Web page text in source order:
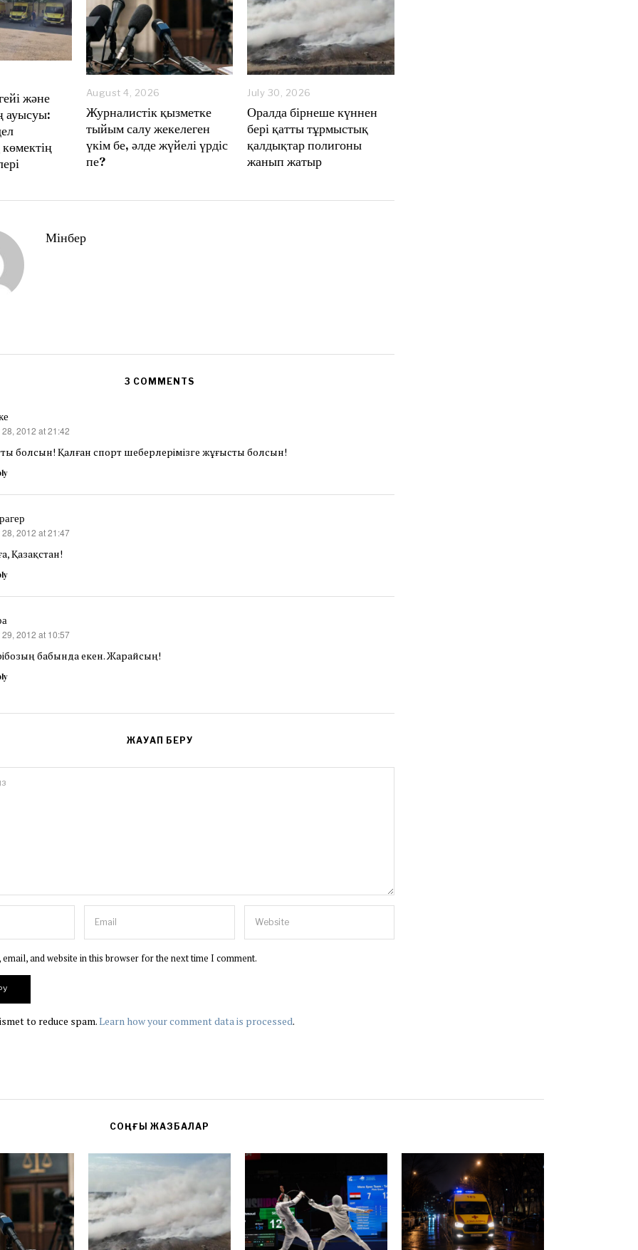
және
ауысуы:
August 4, 2026
g
u
s
Журналистік қызметке
тыйым салу жекелеген
үкім бе, әлде жүйелі үрдіс
пе?
July 30, 2026
Оралда бірнеше күннен
бері қатты тұрмыстық
қалдықтар полигоны
жанып жатыр
Мінбер
3 COMMENTS
2012 at 21:42
болсын! Қалған спорт шеберлерімізге жұғысты болсын!
28, 2012 at 21:47
Қазақстан!
29, 2012 at 10:57
бабында екен. Жарайсың!
ЖАУАП БЕРУ
email, and website in this browser for the next time I comment.
to reduce spam.Learn how your comment data is processed.
СОҢҒЫ ЖАЗБАЛАР